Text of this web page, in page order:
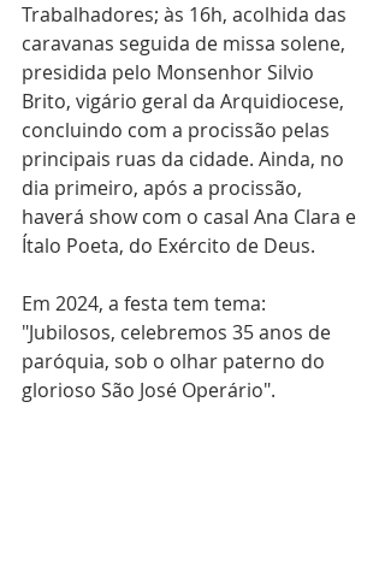
Trabalhadores; às 16h, acolhida das
caravanas seguida de missa solene,
presidida pelo Monsenhor Silvio
Brito, vigário geral da Arquidiocese,
concluindo com a procissão pelas
principais ruas da cidade. Ainda, no
dia primeiro, após a procissão,
haverá show com o casal Ana Clara e
Ítalo Poeta, do Exército de Deus.
Em 2024, a festa tem tema:
"Jubilosos, celebremos 35 anos de
paróquia, sob o olhar paterno do
glorioso São José Operário".